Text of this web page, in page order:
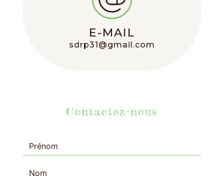
E-MAIL
sdrp31@gmail.com
Contactez-nous